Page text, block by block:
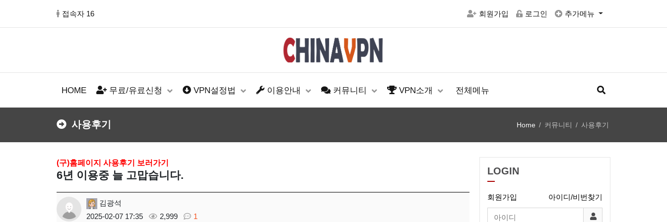
접속자 16 회원가입 로그인 추가메뉴
HOME 무료/유료신청 VPN설정법 이용안내 커뮤니티 VPN소개 전체메뉴
사용후기 Home 커뮤니티 사용후기
(구)홈페이지 사용후기 보러가기
6년 이용중 늘 고맙습니다.
김광석
2025-02-07 17:35
2,999 1
LOGIN
회원가입 아이디/비번찾기